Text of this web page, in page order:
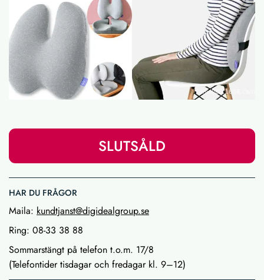
SLUTSÅLD
HAR DU FRÅGOR
Maila: kundtjanst@digidealgroup.se
Ring: 08-33 38 88
Sommarstängt på telefon t.o.m. 17/8
(Telefontider tisdagar och fredagar kl. 9–12)